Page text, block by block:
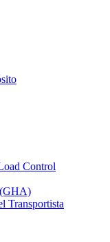
Control
Transportista